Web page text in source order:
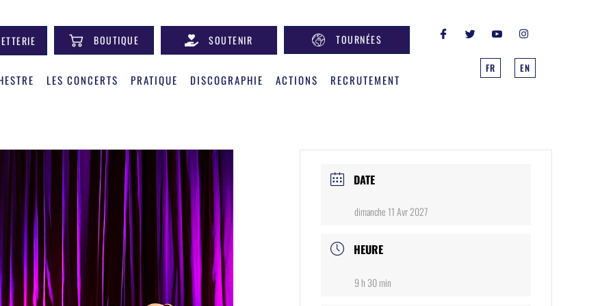
BOUTIQUE SOUTENIR TOURNÉES
LES CONCERTS PRATIQUE DISCOGRAPHIE ACTIONS RECRUTEMENT
FR EN
DATE
dimanche 11 Avr 2027
HEURE
9 h 30 min